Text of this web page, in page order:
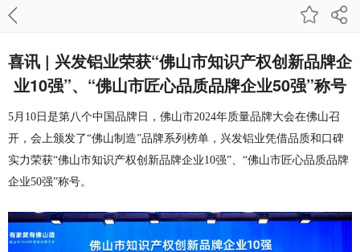
喜讯 | 兴发铝业荣获“佛山市知识产权创新品牌企
业10强”、“佛山市匠心品质品牌企业50强”称号
5月10日是第八个中国品牌日，佛山市2024年质量品牌大会在佛山召
开，会上颁发了“佛山制造”品牌系列榜单，兴发铝业凭借品质和口碑
实力荣获“佛山市知识产权创新品牌企业10强”、“佛山市匠心品质品牌
企业50强”称号。